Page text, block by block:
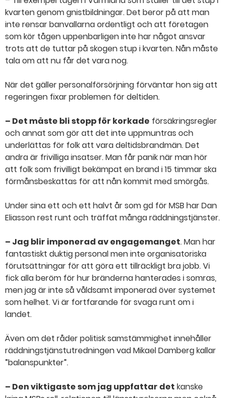
kvarten genom gnistbildningar. Det beror på att man
inte rensar banvallarna ordentligt och att företagen
som kör tågen uppenbarligen inte har något ansvar
trots att de tuttar på skogen stup i kvarten. Nån måste
tala om att nu får det vara nog.
När det gäller personalförsörjning förväntar hon sig att
regeringen fixar problemen för deltiden.
– Det måste bli stopp för korkade försäkringsregler
och annat som gör att det inte uppmuntras och
underlättas för folk att vara deltidsbrandmän. Det
andra är frivilliga insatser. Man får panik när man hör
att folk som frivilligt bekämpat en brand i 15 timmar ska
förmånsbeskattas för att nån kommit med smörgås.
Under sina ett och ett halvt år som gd för MSB har Dan
Eliasson rest runt och träffat många räddningstjänster.
– Jag blir imponerad av engagemanget. Man har
fantastiskt duktig personal men inte organisatoriska
förutsättningar för att göra ett tillräckligt bra jobb. Vi
fick alla beröm för hur bränderna hanterades i somras,
men jag är inte så våldsamt imponerad över systemet
som helhet. Vi är fortfarande för svaga runt om i
landet.
Även om det råder politisk samstämmighet innehåller
räddningstjänstutredningen vad Mikael Damberg kallar
”balanspunkter”.
– Den viktigaste som jag uppfattar det kanske